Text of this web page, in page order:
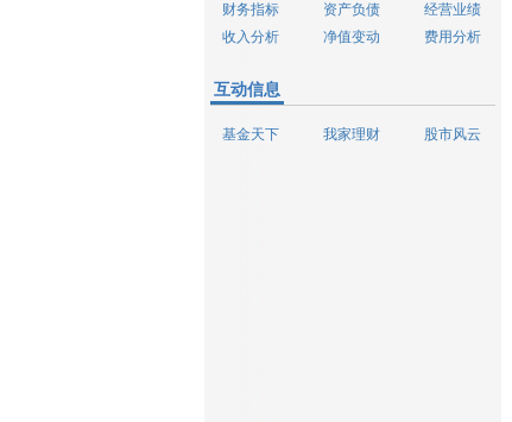
财务指标 资产负债
经营业绩
收入分析
净值变动 费用分析
互动信息
基金天下 我家理财 股市风云